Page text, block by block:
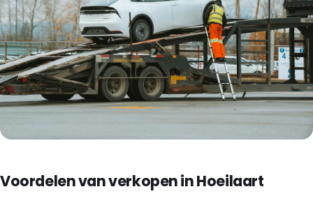
Voordelen van verkopen in Hoeilaart